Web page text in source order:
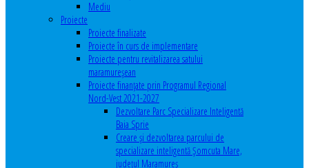
Mediu
Proiecte
Proiecte finalizate
Proiecte în curs de implementare
Proiecte pentru revitalizarea satului
maramureşean
Proiecte finanțate prin Programul Regional
Nord-Vest 2021-2027
Dezvoltare Parc Specializare Inteligentă
Baia Sprie
Creare și dezvoltarea parcului de
specializare inteligentă Șomcuta Mare,
județul Maramureș